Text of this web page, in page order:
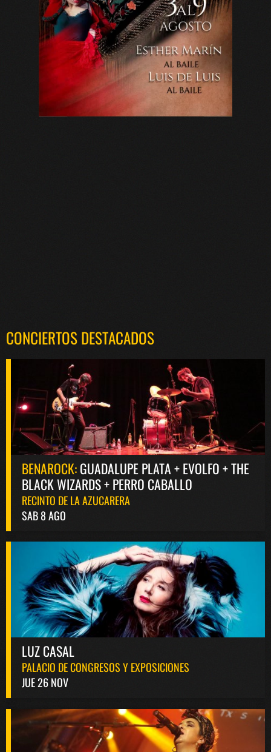
CONCIERTOS DESTACADOS
BENAROCK:GUADALUPE PLATA + EVOLFO + THE
BLACK WIZARDS + PERRO CABALLO
RECINTO DE LA AZUCARERA
SAB 8 AGO
LUZ CASAL
PALACIO DE CONGRESOS Y EXPOSICIONES
JUE 26 NOV